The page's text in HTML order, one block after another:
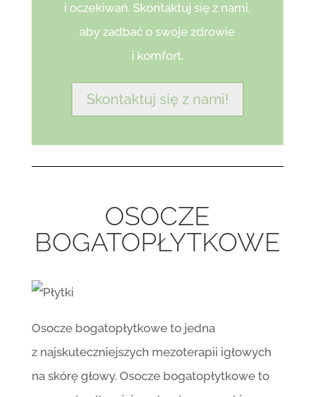
i oczekiwań. Skontaktuj się z nami,
aby zadbać o swoje zdrowie
i komfort.
Skontaktuj się z nami!
OSOCZE
BOGATOPŁYTKOWE
Osocze bogatopłytkowe to jedna
z najskuteczniejszych mezoterapii igłowych
na skórę głowy. Osocze bogatopłytkowe to